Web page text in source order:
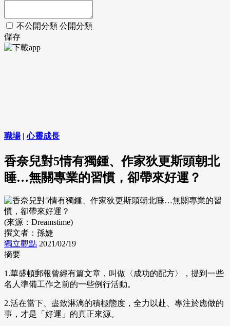
不公開分類 公開分類
儲存
職場|心靈成長
香奈兒對5情有獨鍾、作家狄更斯頭朝北
睡…無關專業的習慣，卻帶來好運？
(來源：Dreamstime)
撰文者：孫婕
獨立觀點 2021/02/19
摘要
1.華盛頓郵報曾經有篇文章，叫做〈成功的配方〉，提到一些
名人準備工作之前的一些例行活動。
2.活在當下、盡致淋漓的積極態度，全力以赴、專注於應做的
事，才是「好運」的真正來源。